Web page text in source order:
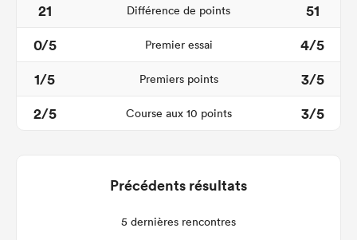
21
Différence de points
51
0/5
Premier essai
4/5
1/5
Premiers points
3/5
2/5
Course aux 10 points 3/5
Précédents résultats
5 dernières rencontres